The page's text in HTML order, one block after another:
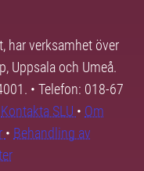
har verksamhet över
Uppsala och Umeå.
• Telefon: 018-67
Kontakta SLU • Om
• Behandling av